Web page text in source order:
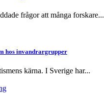
frågor att många forskare...
hos invandrargrupper
kärna. I Sverige har...